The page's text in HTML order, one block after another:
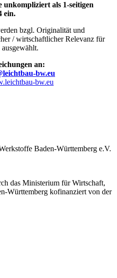
als 1-seitigen
ein.
bzgl. Originalität und
/ wirtschaftlicher Relevanz für
an:
bw.eu
bw.eu
Baden-Württemberg e.V.
das Ministerium für Wirtschaft,
Württemberg kofinanziert von der